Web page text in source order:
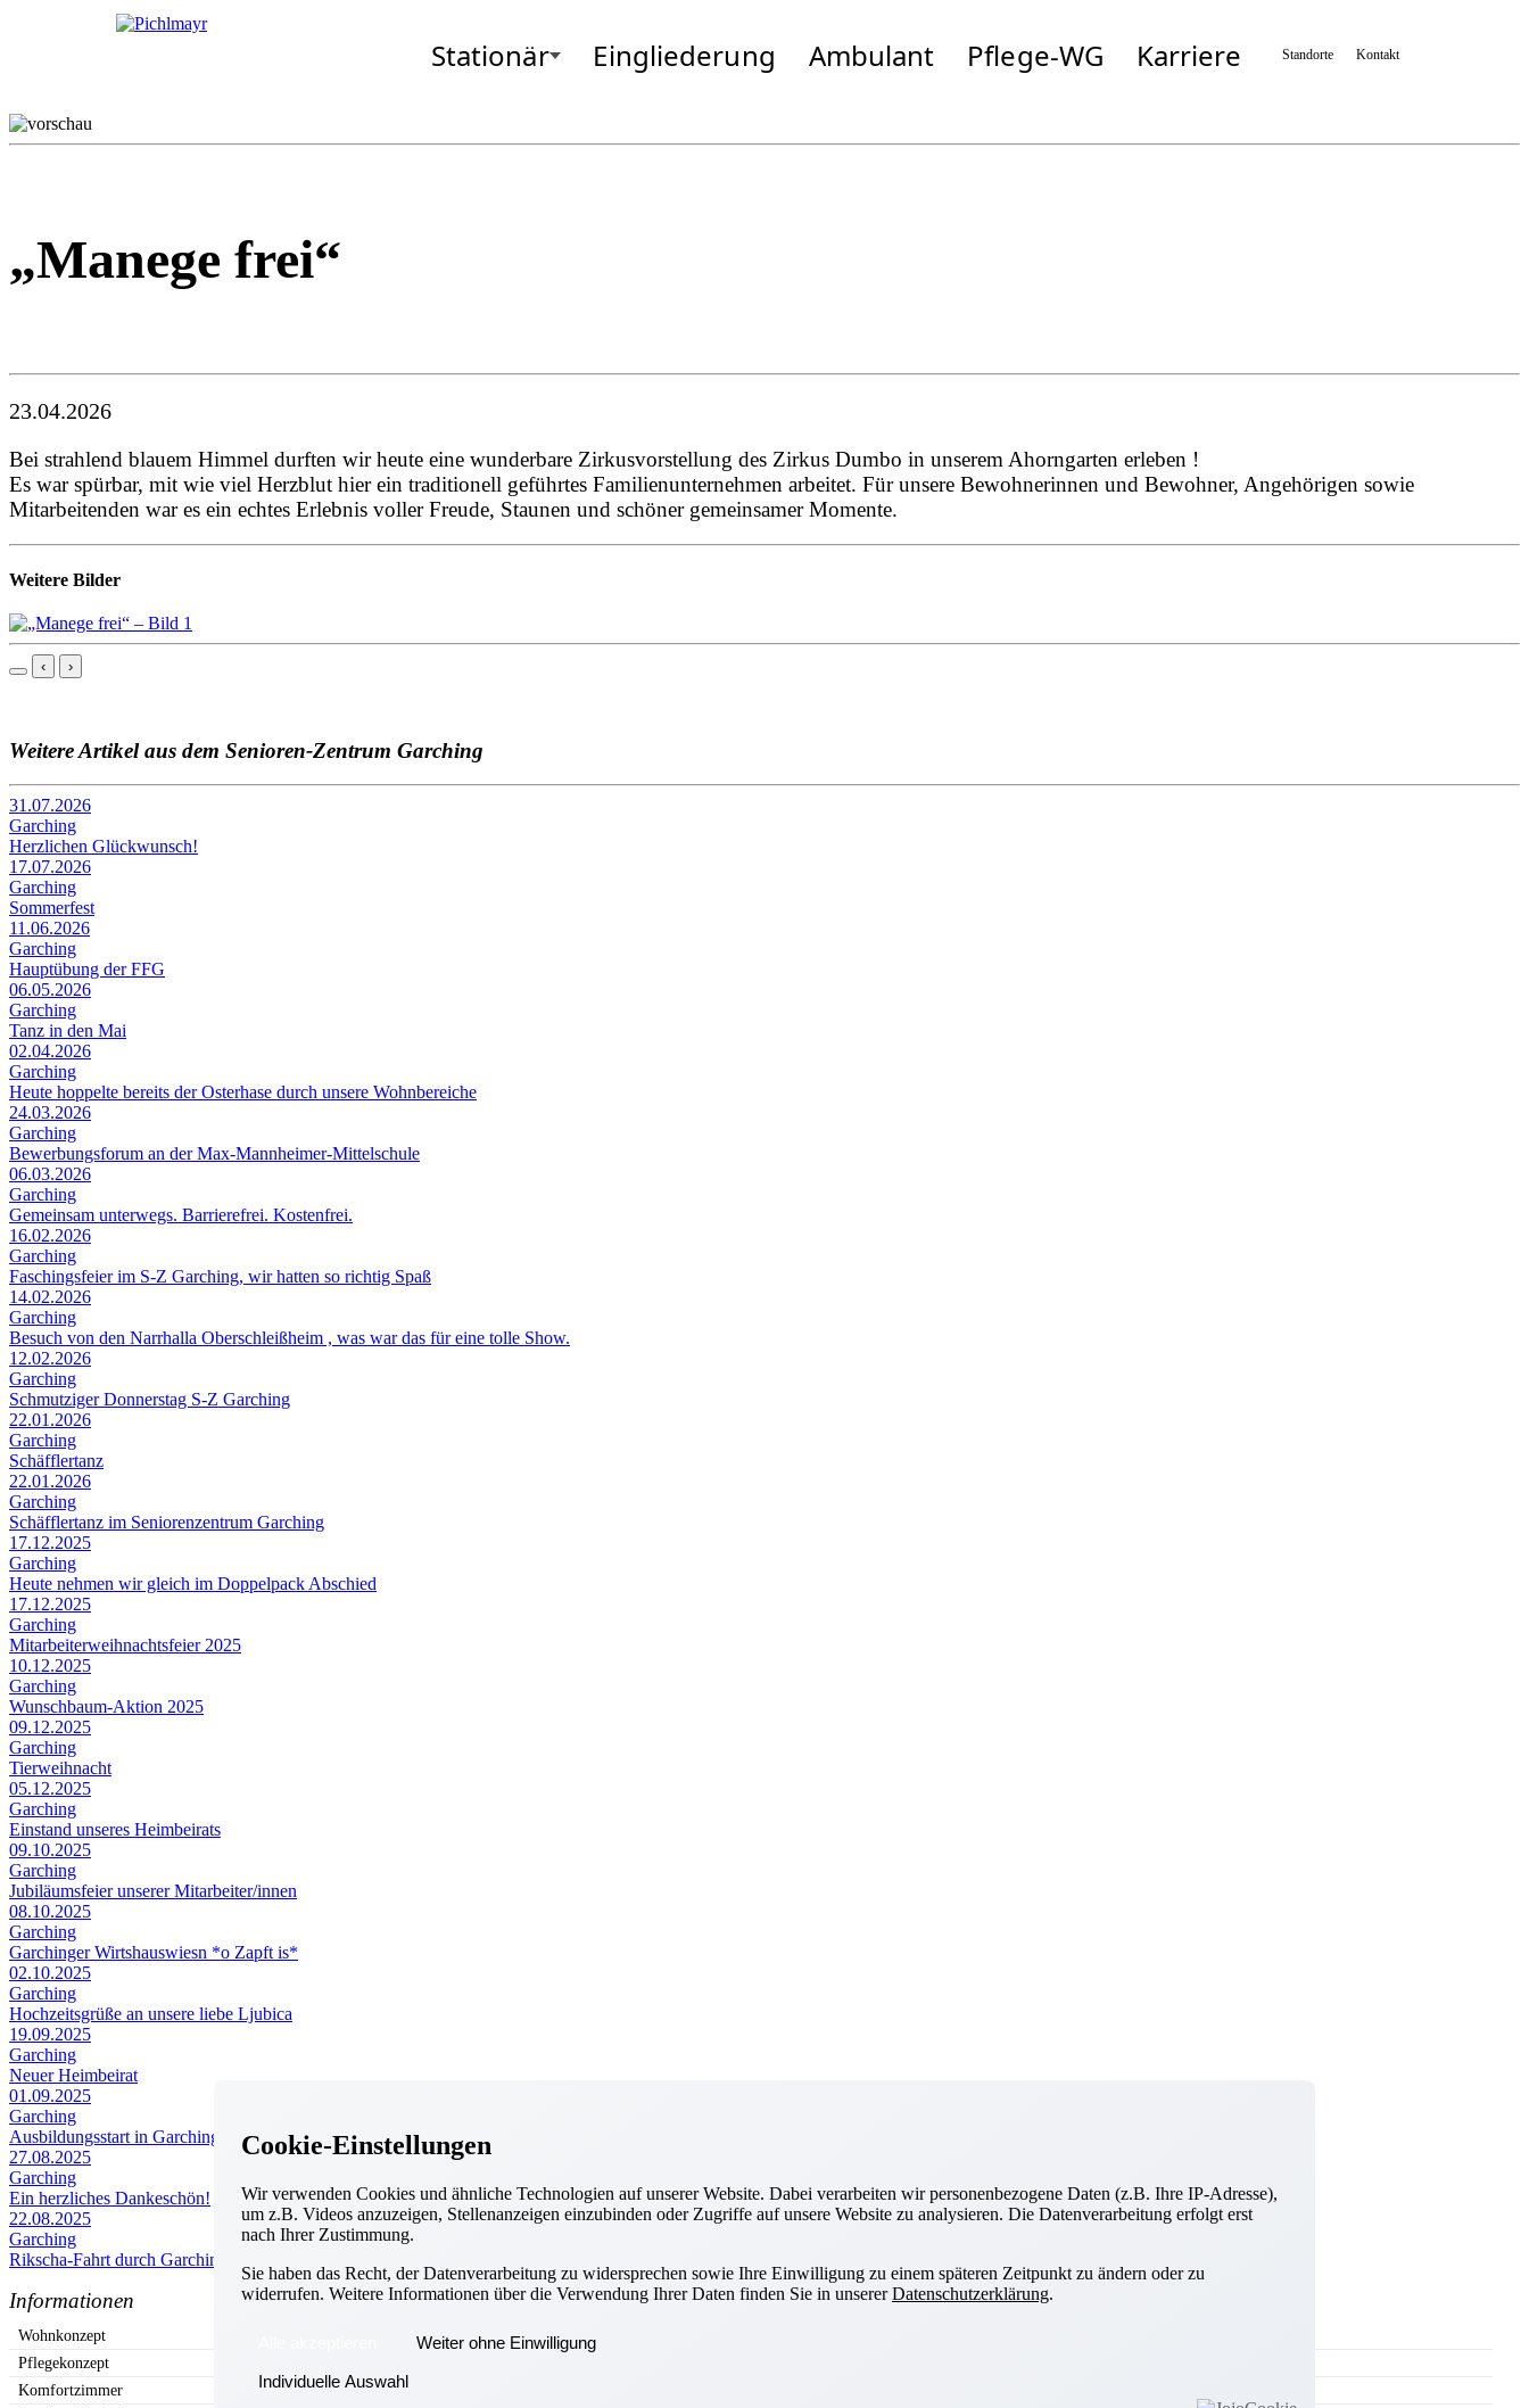
Allgemeines
Komfort-Zimmer
Gottfrieding
Stationär Eingliederung Ambulant Pflege-WG Karriere Standorte Kontakt
· Senioren-Zentrum Garching
„Manege frei“
23.04.2026
Bei strahlend blauem Himmel durften wir heute eine wunderbare Zirkusvorstellung des Zirkus Dumbo in unserem Ahorngarten erleben !
Es war spürbar, mit wie viel Herzblut hier ein traditionell geführtes Familienunternehmen arbeitet. Für unsere Bewohnerinnen und Bewohner, Angehörigen sowie
Mitarbeitenden war es ein echtes Erlebnis voller Freude, Staunen und schöner gemeinsamer Momente.
Weitere Bilder
‹ ›
Weitere Artikel aus dem Senioren-Zentrum Garching
31.07.2026
Garching
Herzlichen Glückwunsch!
17.07.2026
Garching
Sommerfest
11.06.2026
Garching
Hauptübung der FFG
06.05.2026
Garching
Tanz in den Mai
02.04.2026
Garching
Heute hoppelte bereits der Osterhase durch unsere Wohnbereiche
24.03.2026
Garching
Bewerbungsforum an der Max-Mannheimer-Mittelschule
06.03.2026
Garching
Gemeinsam unterwegs. Barrierefrei. Kostenfrei.
16.02.2026
Garching
Faschingsfeier im S-Z Garching, wir hatten so richtig Spaß
14.02.2026
Garching
Besuch von den Narrhalla Oberschleißheim , was war das für eine tolle Show.
12.02.2026
Garching
Schmutziger Donnerstag S-Z Garching
22.01.2026
Garching
Schäfflertanz
22.01.2026
Garching
Schäfflertanz im Seniorenzentrum Garching
17.12.2025
Garching
Heute nehmen wir gleich im Doppelpack Abschied
17.12.2025
Garching
Mitarbeiterweihnachtsfeier 2025
10.12.2025
Garching
Wunschbaum-Aktion 2025
09.12.2025
Garching
Tierweihnacht
05.12.2025
Garching
Einstand unseres Heimbeirats
09.10.2025
Garching
Jubiläumsfeier unserer Mitarbeiter/innen
08.10.2025
Garching
Garchinger Wirtshauswiesn *o Zapft is*
02.10.2025
Garching
Hochzeitsgrüße an unsere liebe Ljubica
19.09.2025
Garching
Neuer Heimbeirat
01.09.2025
Garching
Ausbildungsstart in Garching
27.08.2025
Garching
Ein herzliches Dankeschön!
22.08.2025
Garching
Rikscha-Fahrt durch Garching
Cookie-Einstellungen
Wir verwenden Cookies und ähnliche Technologien auf unserer Website. Dabei verarbeiten wir personenbezogene Daten (z.B. Ihre IP-Adresse),
um z.B. Videos anzuzeigen, Stellenanzeigen einzubinden oder Zugriffe auf unsere Website zu analysieren. Die Datenverarbeitung erfolgt erst
nach Ihrer Zustimmung.
Sie haben das Recht, der Datenverarbeitung zu widersprechen sowie Ihre Einwilligung zu einem späteren Zeitpunkt zu ändern oder zu
widerrufen. Weitere Informationen über die Verwendung Ihrer Daten finden Sie in unsererDatenschutzerklärung.
Weiter ohne Einwilligung
Individuelle Auswahl
Informationen
Wohnkonzept
Pflegekonzept
Komfortzimmer